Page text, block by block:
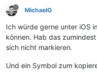
MichaelG
Ich würde gerne unter iOS
können. Hab das
sich nicht markieren.
Und ein Symbol zum